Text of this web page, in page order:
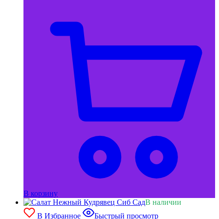
В корзину
В наличии
В Избранное
Быстрый просмотр